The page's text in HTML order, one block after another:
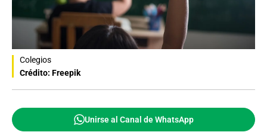
Colegios
Crédito: Freepik
Unirse al Canal de WhatsApp